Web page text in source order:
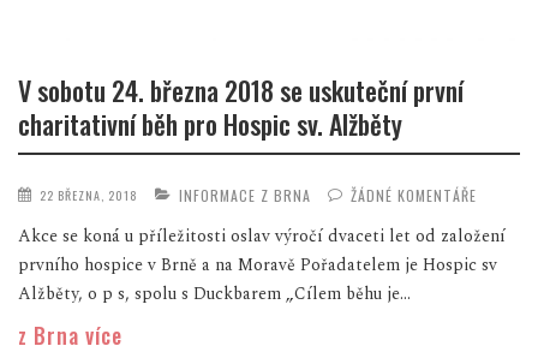
V sobotu 24. března 2018 se uskuteční první
charitativní běh pro Hospic sv. Alžběty
22 BŘEZNA, 2018 INFORMACE Z BRNA ŽÁDNÉ KOMENTÁŘE
Akce se koná u příležitosti oslav výročí dvaceti let od založení
prvního hospice v Brně a na Moravě Pořadatelem je Hospic sv
Alžběty, o p s, spolu s Duckbarem „Cílem běhu je...
z Brna více